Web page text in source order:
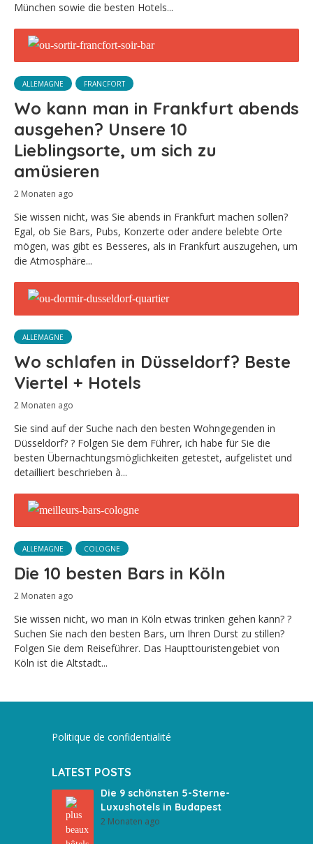
München sowie die besten Hotels...
ALLEMAGNE FRANCFORT
Wo kann man in Frankfurt abends
ausgehen? Unsere 10
Lieblingsorte, um sich zu
amüsieren
2 Monaten ago
Sie wissen nicht, was Sie abends in Frankfurt machen sollen?
Egal, ob Sie Bars, Pubs, Konzerte oder andere belebte Orte
mögen, was gibt es Besseres, als in Frankfurt auszugehen, um
die Atmosphäre...
ALLEMAGNE
Wo schlafen in Düsseldorf? Beste
Viertel + Hotels
2 Monaten ago
Sie sind auf der Suche nach den besten Wohngegenden in
Düsseldorf? ? Folgen Sie dem Führer, ich habe für Sie die
besten Übernachtungsmöglichkeiten getestet, aufgelistet und
detailliert beschrieben à...
ALLEMAGNE COLOGNE
Die 10 besten Bars in Köln
2 Monaten ago
Sie wissen nicht, wo man in Köln etwas trinken gehen kann? ?
Suchen Sie nach den besten Bars, um Ihren Durst zu stillen?
Folgen Sie dem Reiseführer. Das Haupttouristengebiet von
Köln ist die Altstadt...
Politique de confidentialité
LATEST POSTS
Die 9 schönsten 5-Sterne-
Luxushotels in Budapest
2 Monaten ago